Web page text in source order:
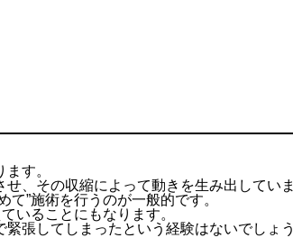
ます。
、その収縮によって動きを生み出していま
”施術を行うのが一般的です。
いることにもなります。
張してしまったという経験はないでしょう